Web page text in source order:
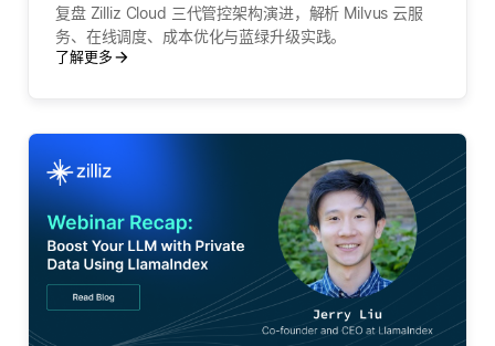
复盘 Zilliz Cloud 三代管控架构演进，解析 Milvus 云服
务、在线调度、成本优化与蓝绿升级实践。
了解更多